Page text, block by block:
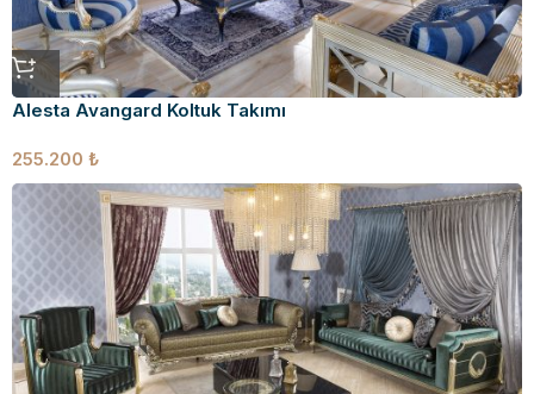
Alesta Avangard Koltuk Takımı
255.200 ₺